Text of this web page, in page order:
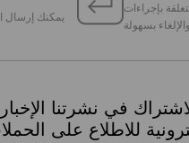
يمكنك إرسال
بإجراءات
في نشرتنا
للاطلاع على